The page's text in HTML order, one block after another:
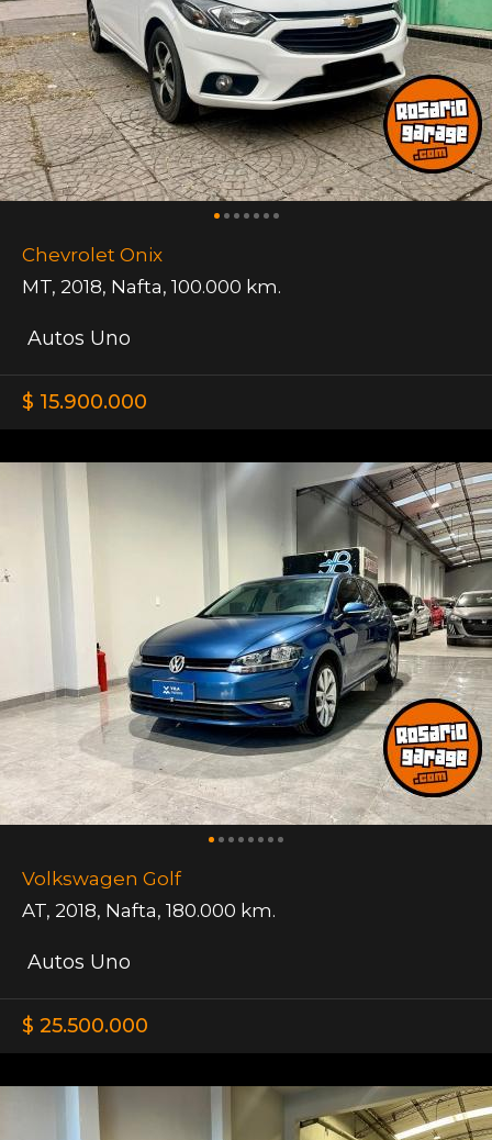
Chevrolet Onix
MT, 2018, Nafta, 100.000 km.
Autos Uno
$ 15.900.000
Volkswagen Golf
AT, 2018, Nafta, 180.000 km.
Autos Uno
$ 25.500.000